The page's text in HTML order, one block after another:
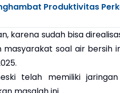
Produktivitas
karena sudah bisa
soal air bersih
telah memiliki